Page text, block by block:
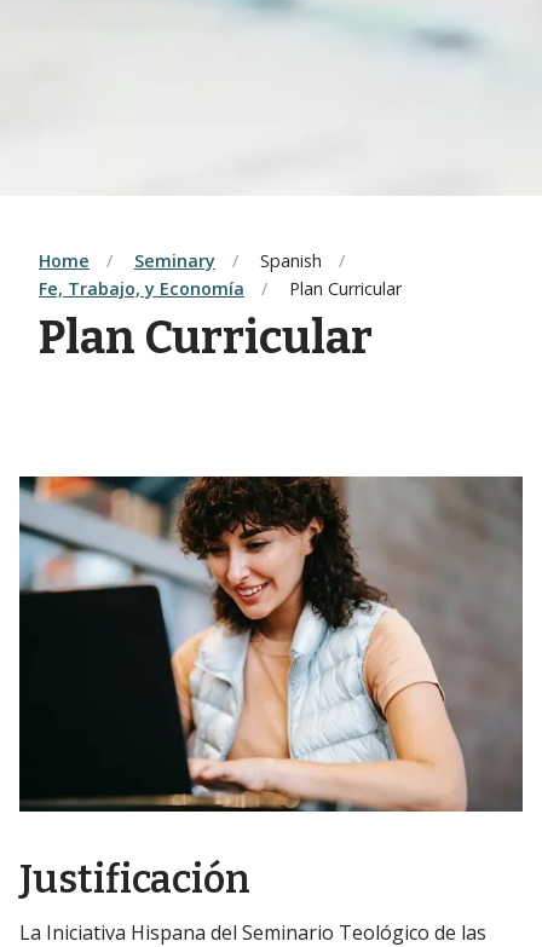
Home Seminary
Spanish
Fe, Trabajo, y Economía
Plan Curricular
Plan Curricular
Justificación
La Iniciativa Hispana del Seminario Teológico de las